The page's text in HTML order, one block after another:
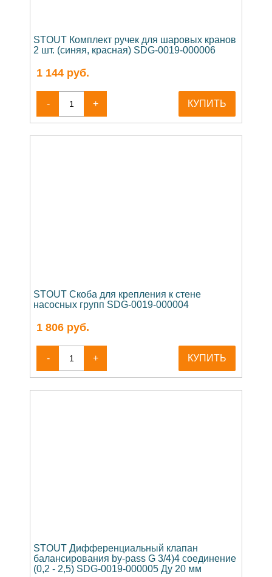
STOUT Комплект ручек для шаровых кранов
2 шт. (синяя, красная) SDG-0019-000006
1 144 руб.
- + КУПИТЬ
STOUT Скоба для крепления к стене
насосных групп SDG-0019-000004
1 806 руб.
- + КУПИТЬ
STOUT Дифференциальный клапан
балансирования by-pass G 3/4)4 соединение
(0,2 - 2,5) SDG-0019-000005 Ду 20 мм